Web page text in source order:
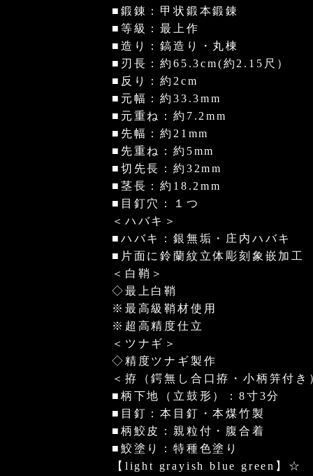
■鍛錬：甲状鍛本鍛錬
■等級：最上作
■造り：鎬造り・丸棟
■刃長：約65.3cm(約2.15尺）
■反り：約2cm
■元幅：約33.3mm
■元重ね：約7.2mm
■先幅：約21mm
■先重ね：約5mm
■切先長：約32mm
■茎長：約18.2mm
■目釘穴：１つ
＜ハバキ＞
■ハバキ：銀無垢・庄内ハバキ
■片面に鈴蘭紋立体彫刻象嵌加工
＜白鞘＞
◇最上白鞘
※最高級鞘材使用
※超高精度仕立
＜ツナギ＞
◇精度ツナギ製作
＜拵（鍔無し合口拵・小柄笄付き
■柄下地（立鼓形）：8寸3分
■目釘：本目釘・本煤竹製
■柄鮫皮：親粒付・腹合着
■鮫塗り：特種色塗り
【light grayish blue green】☆